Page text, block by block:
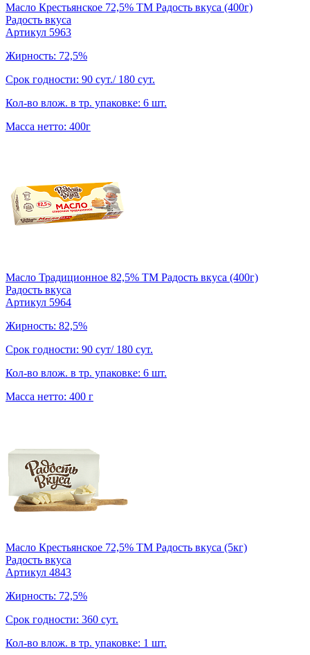
Масло Крестьянское 72,5% TM Радость вкуса (400г)
Радость вкуса
Артикул 5963
Жирность: 72,5%
Срок годности: 90 сут./ 180 сут.
Кол-во влож. в тр. упаковке: 6 шт.
Масса нетто: 400г
Масло Традиционное 82,5% TM Радость вкуса (400г)
Радость вкуса
Артикул 5964
Жирность: 82,5%
Срок годности: 90 сут/ 180 сут.
Кол-во влож. в тр. упаковке: 6 шт.
Масса нетто: 400 г
Масло Крестьянское 72,5% TM Радость вкуса (5кг)
Радость вкуса
Артикул 4843
Жирность: 72,5%
Срок годности: 360 сут.
Кол-во влож. в тр. упаковке: 1 шт.